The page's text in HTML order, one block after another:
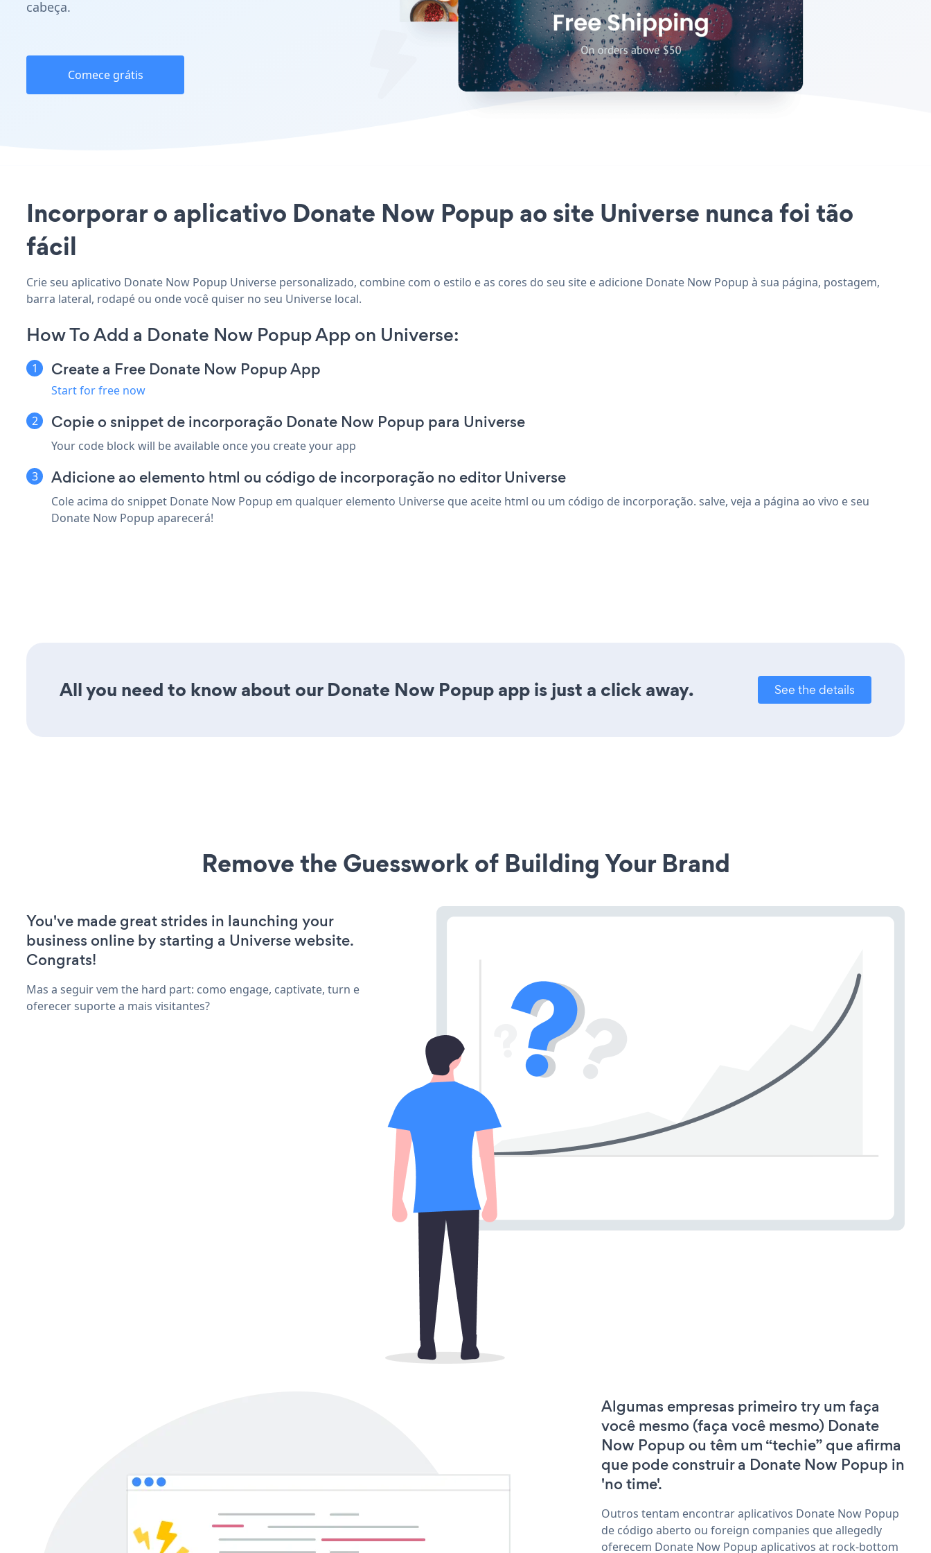
cabeça.
Comece grátis
Incorporar o aplicativo Donate Now Popup ao site Universe nunca foi tão
fácil
Crie seu aplicativo Donate Now Popup Universe personalizado, combine com o estilo e as cores do seu site e adicione Donate Now Popup à sua página, postagem,
barra lateral, rodapé ou onde você quiser no seu Universe local.
How To Add a Donate Now Popup App on Universe:
Create a Free Donate Now Popup App
Start for free now
Copie o snippet de incorporação Donate Now Popup para Universe
Your code block will be available once you create your app
Adicione ao elemento html ou código de incorporação no editor Universe
Cole acima do snippet Donate Now Popup em qualquer elemento Universe que aceite html ou um código de incorporação. salve, veja a página ao vivo e seu
Donate Now Popup aparecerá!
All you need to know about our Donate Now Popup app is just a click away. See the details
Remove the Guesswork of Building Your Brand
You've made great strides in launching your
business online by starting a Universe website.
Congrats!
Mas a seguir vem the hard part: como engage, captivate, turn e
oferecer suporte a mais visitantes?
Algumas empresas primeiro try um faça
você mesmo (faça você mesmo) Donate
Now Popup ou têm um “techie” que afirma
que pode construir a Donate Now Popup in
'no time'.
Outros tentam encontrar aplicativos Donate Now Popup
de código aberto ou foreign companies que allegedly
oferecem Donate Now Popup aplicativos at rock-bottom